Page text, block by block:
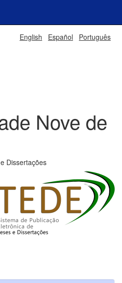
English Español Português
Nove de
Dissertações